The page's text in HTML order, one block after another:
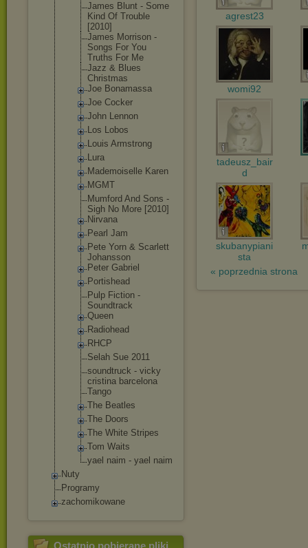
James Blunt - Some
Kind Of Trouble
[2010]
James Morrison -
Songs For You
Truths For Me
Jazz & Blues
Christmas
Joe Bonamassa
Joe Cocker
John Lennon
Los Lobos
Louis Armstrong
Lura
Mademoisell e Karen
MGMT
Mumford And Sons -
Sigh No More [2010]
Nirvana
Pearl Jam
Pete Yorn & Scarlett
Johansson
Peter Gabriel
Portishead
Pulp Fiction -
Soundtrack
Queen
Radiohead
RHCP
Selah Sue 2011
soundtruck - vicky
cristina barcelona
Tango
The Beatles
The Doors
The White Stripes
Tom Waits
yael naim - yael naim
Nuty
Programy
zachomikowane
Ostatnio pobierane pliki
agrest23
womi92
tadeusz_bair
d
skubanypiani
sta
« poprzednia strona